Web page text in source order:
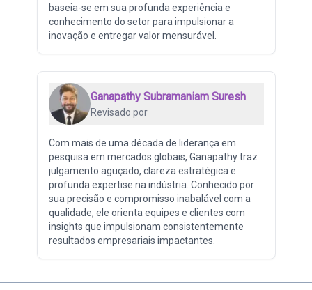
baseia-se em sua profunda experiência e
conhecimento do setor para impulsionar a
inovação e entregar valor mensurável.
Ganapathy Subramaniam Suresh
Revisado por
Com mais de uma década de liderança em
pesquisa em mercados globais, Ganapathy traz
julgamento aguçado, clareza estratégica e
profunda expertise na indústria. Conhecido por
sua precisão e compromisso inabalável com a
qualidade, ele orienta equipes e clientes com
insights que impulsionam consistentemente
resultados empresariais impactantes.